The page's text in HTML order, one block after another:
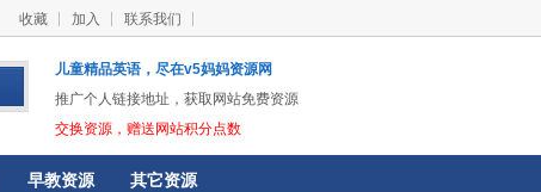
收藏 加入 联系我们
儿童精品英语，尽在v5妈妈资源网
推广个人链接地址，获取网站免费资源
交换资源，赠送网站积分点数
早教资源 其它资源